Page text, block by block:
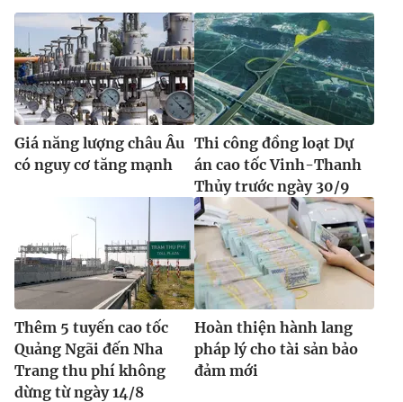
Ðiện thoại Thời báo VTV:024.66 897 897
toasoan@vtv.vn
Liên hệ quảng cáo:024-7300.7108
® Cấm sao chép dưới mọi hình thức nếu không có sự chấp
thuận bằng văn bản. Ghi rõ nguồn VTV.vn khi phát hành lại
thông tin từ website này.
Giá năng lượng châu Âu
có nguy cơ tăng mạnh
Thi công đồng loạt Dự
án cao tốc Vinh-Thanh
Thủy trước ngày 30/9
Thêm 5 tuyến cao tốc
Quảng Ngãi đến Nha
Trang thu phí không
dừng từ ngày 14/8
Hoàn thiện hành lang
pháp lý cho tài sản bảo
đảm mới